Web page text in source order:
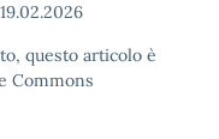
19.02.2026
questo articolo è
Commons